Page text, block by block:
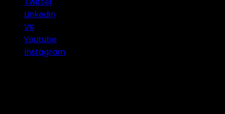
Linkedin
VK
Youtube
Instagram